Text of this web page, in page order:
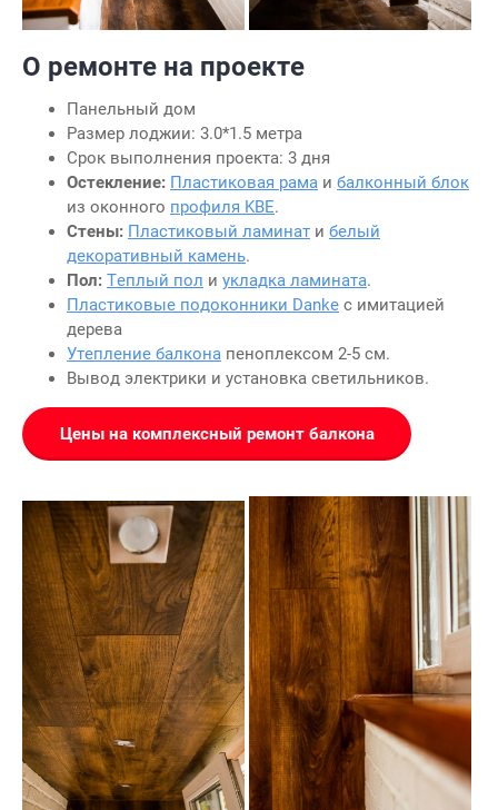
О ремонте на проекте
Панельный дом
Размер лоджии: 3.0*1.5 метра
Срок выполнения проекта: 3 дня
Остекление: Пластиковая рама и балконный блок
из оконного профиля KBE.
Стены: Пластиковый ламинат и белый
декоративный камень.
Пол: Теплый пол и укладка ламината.
Пластиковые подоконники Danke с имитацией
дерева
Утепление балкона пеноплексом 2-5 см.
Вывод электрики и установка светильников.
Цены на комплексный ремонт балкона